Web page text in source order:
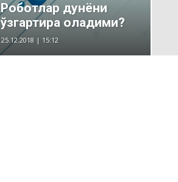
Роботлар дунёни
ўзгартира оладими?
25.12.2018 | 15:12